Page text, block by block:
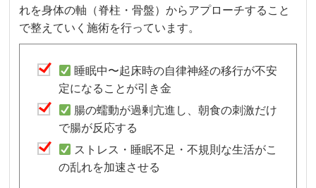
れを身体の軸（脊柱・骨盤）からアプローチすること
で整えていく施術を行っています。
睡眠中〜起床時の自律神経の移行が不安
定になることが引き金
腸の蠕動が過剰亢進し、朝食の刺激だけ
で腸が反応する
ストレス・睡眠不足・不規則な生活がこ
の乱れを加速させる